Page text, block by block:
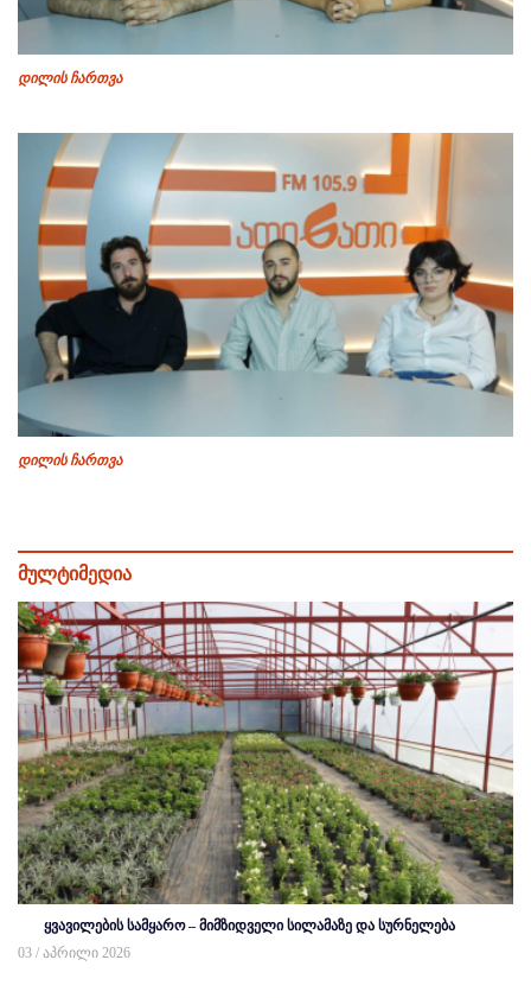
დილის ჩართვა
დილის ჩართვა
მულტიმედია
ყვავილების სამყარო – მიმზიდველი სილამაზე და სურნელება
03 / აპრილი 2026